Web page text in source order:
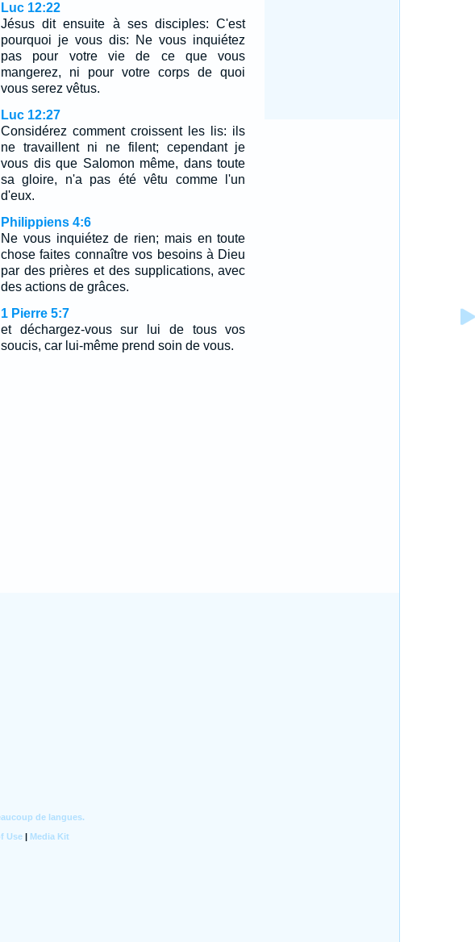
Luc 12:22
Jésus dit ensuite à ses disciples: C'est
pourquoi je vous dis: Ne vous inquiétez
pas pour votre vie de ce que vous
mangerez, ni pour votre corps de quoi
vous serez vêtus.
Luc 12:27
Considérez comment croissent les lis: ils
ne travaillent ni ne filent; cependant je
vous dis que Salomon même, dans toute
sa gloire, n'a pas été vêtu comme l'un
d'eux.
Philippiens 4:6
Ne vous inquiétez de rien; mais en toute
chose faites connaître vos besoins à Dieu
par des prières et des supplications, avec
des actions de grâces.
1 Pierre 5:7
et déchargez-vous sur lui de tous vos
soucis, car lui-même prend soin de vous.